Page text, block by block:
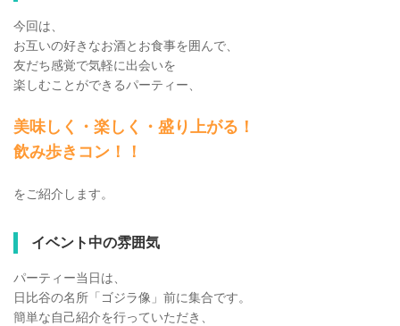
今回は、
お互いの好きなお酒とお食事を囲んで、
友だち感覚で気軽に出会いを
楽しむことができるパーティー、
美味しく・楽しく・盛り上がる！
飲み歩きコン！！
をご紹介します。
イベント中の雰囲気
パーティー当日は、
日比谷の名所「ゴジラ像」前に集合です。
簡単な自己紹介を行っていただき、